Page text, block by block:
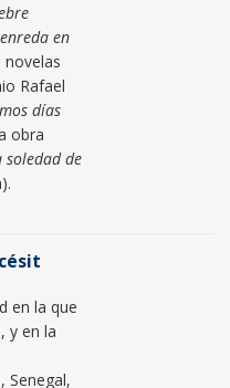
en
novelas
Rafael
días
obra
soledad de
en la que
y en la
Senegal,